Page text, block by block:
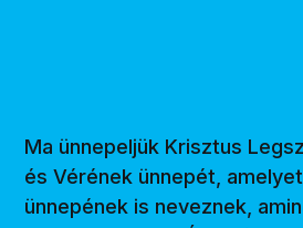
Ma ünnepeljük Krisztus
és Vérének ünnepét,
ünnepének is neveznek,